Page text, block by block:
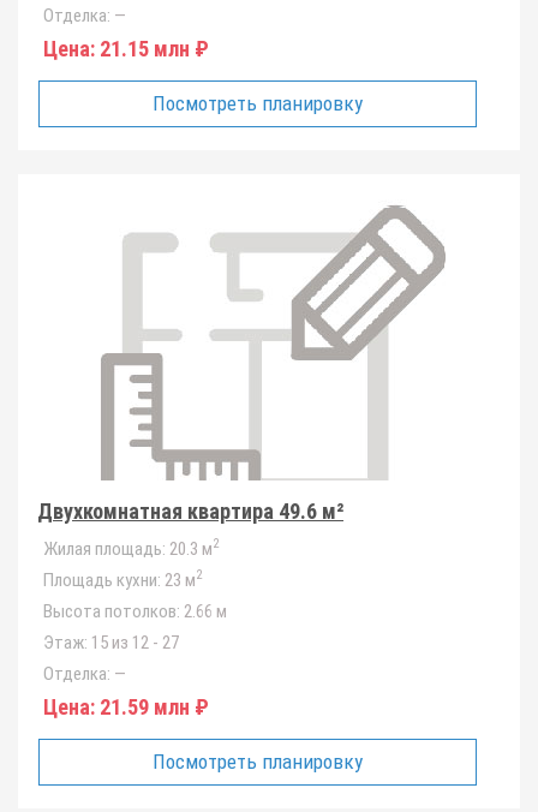
Отделка: —
Цена: 21.15 млн ₽
Посмотреть планировку
Двухкомнатная квартира 49.6 м²
Жилая площадь: 20.3 м2
Площадь кухни: 23 м2
Высота потолков: 2.66 м
Этаж: 15 из 12 - 27
Отделка: —
Цена: 21.59 млн ₽
Посмотреть планировку